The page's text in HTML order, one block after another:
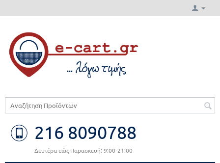
216 8090788
Δευτέρα εώς Παρασκευή: 9:00-21:00